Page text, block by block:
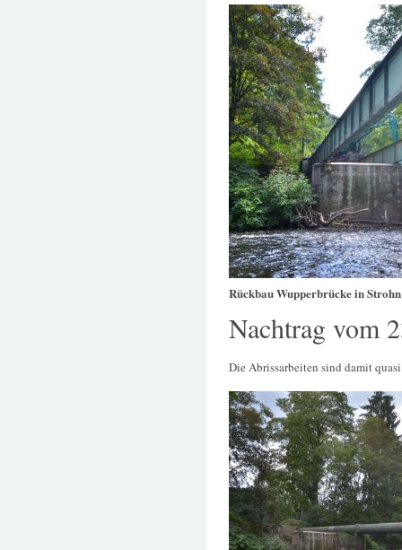
Rückbau Wupperbrücke in
Nachtrag vom
Die Abrissarbeiten sind damit